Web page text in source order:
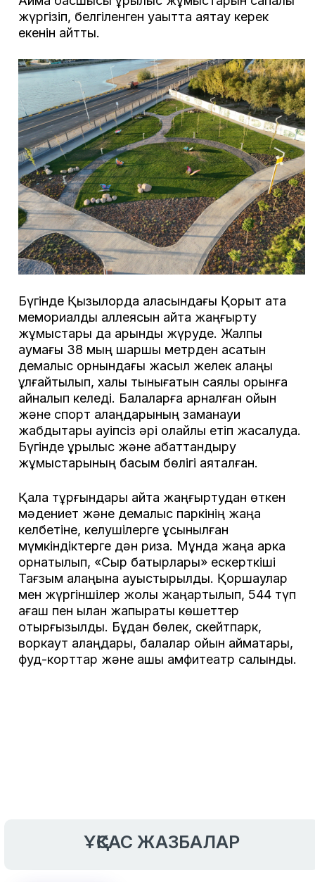
жүргізіп, белгіленген уақытта аяқтау керек
екенін айтты.
Бүгінде Қызылорда қаласындағы Қорқыт ата
мемориалды аллеясын қайта жаңғырту
жұмыстары да қарқынды жүруде. Жалпы
аумағы 38 мың шаршы метрден асатын
демалыс орнындағы жасыл желек алаңы
ұлғайтылып, халық тынығатын саялы орынға
айналып келеді. Балаларға арналған ойын
және спорт алаңдарының заманауи
жабдықтары қауіпсіз әрі қолайлы етіп жасалуда.
Бүгінде құрылыс және абаттандыру
жұмыстарының басым бөлігі аяқталған.
Қала тұрғындары қайта жаңғыртудан өткен
мәдениет және демалыс паркінің жаңа
келбетіне, келушілерге ұсынылған
мүмкіндіктерге дән риза. Мұнда жаңа арка
орнатылып, «Сыр батырлары» ескерткіші
Тағзым алаңына ауыстырылды. Қоршаулар
мен жүргіншілер жолы жаңартылып, 544 түп
ағаш пен қылқан жапырақты көшеттер
отырғызылды. Бұдан бөлек, скейтпарк,
воркаут алаңдары, балалар ойын аймақтары,
фуд-корттар және ашық амфитеатр салынды.
ҰҚСАС ЖАЗБАЛАР